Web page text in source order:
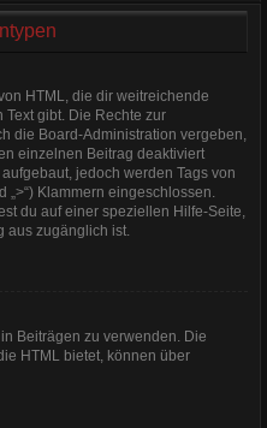
HTML, die dir weitreichende
gibt. Die Rechte zur
die Board-Administration vergeben,
einzelnen Beitrag deaktiviert
jedoch werden Tags von
„>“) Klammern eingeschlossen.
du auf einer speziellen Hilfe-Seite,
aus zugänglich ist.
Beiträgen zu verwenden. Die
HTML bietet, können über